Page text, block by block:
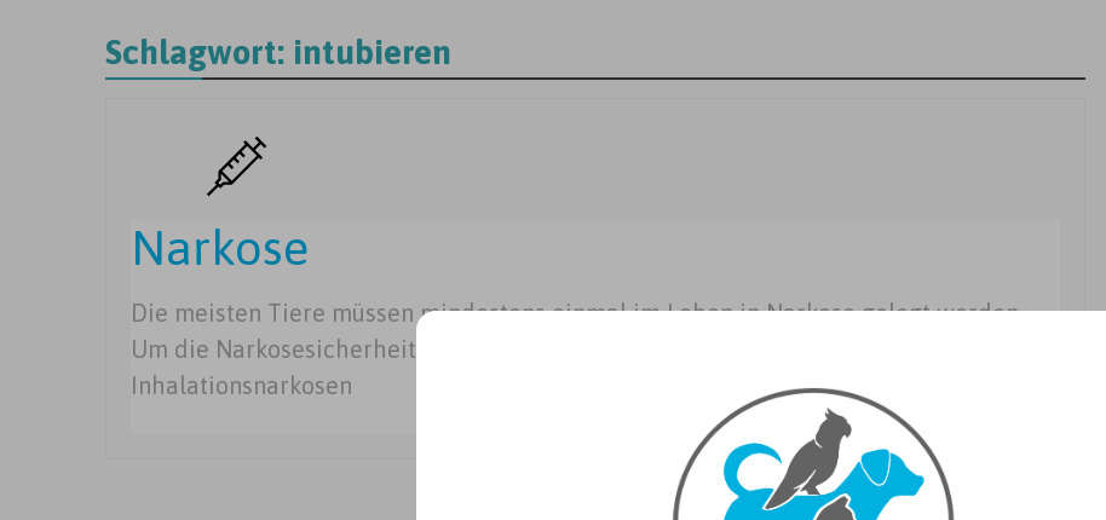
Schlagwort: intubieren
Narkose
Die meisten Tiere müssen mindestens einmal im Leben in Narkose gelegt werden.
Um die Narkosesicherheit zu erhöhen verwenden wir schonende
Inhalationsnarkosen